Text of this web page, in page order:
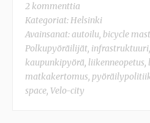
2 kommenttia
Kategoriat:Helsinki
Avainsanat:autoilu, bicycle
Polkupyöräilijät, infrastruktuuri,
kaupunkipyörä, liikenneopetus,
matkakertomus,
space, Velo-city